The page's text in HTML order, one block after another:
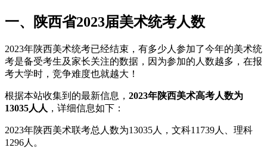
一、陕西省2023届美术统考人数
2023年陕西美术统考已经结束，有多少人参加了今年的美术统
考是备受考生及家长关注的数据，因为参加的人数越多，在报
考大学时，竞争难度也就越大！
根据本站收集到的最新信息， 2023年陕西美术高考人数为
13035人人 ，详细信息如下：
2023年陕西美术联考总人数为13035人，文科11739人、理科
1296人。